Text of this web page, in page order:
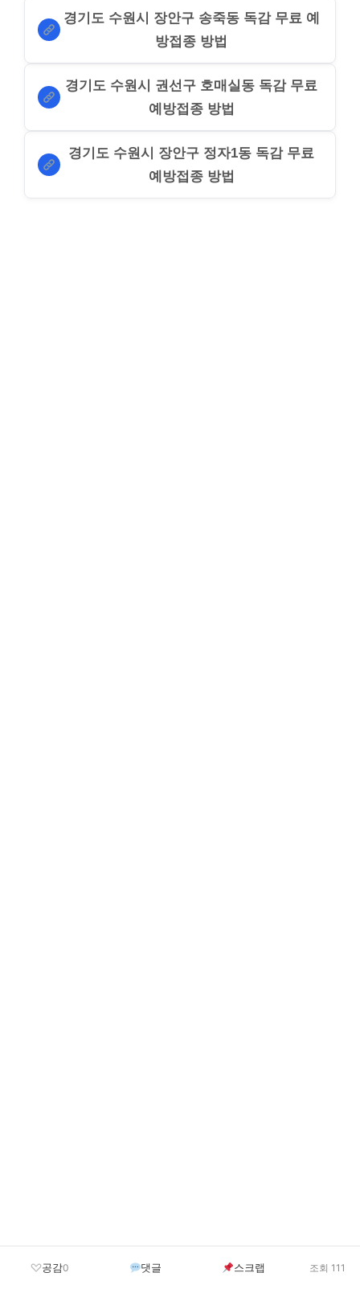
경기도 수원시 장안구 송죽동 독감 무료 예
방접종 방법
경기도 수원시 권선구 호매실동 독감 무료
예방접종 방법
경기도 수원시 장안구 정자1동 독감 무료
예방접종 방법
공감0 댓글 스크랩 조회 111